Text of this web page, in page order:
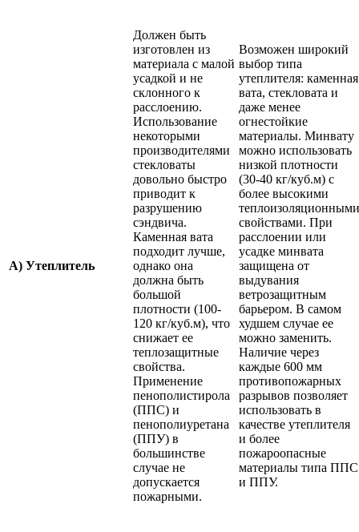
А) Утеплитель
Должен быть
изготовлен из
материала с малой
усадкой и не
склонного к
расслоению.
Использование
некоторыми
производителями
стекловаты
довольно быстро
приводит к
разрушению
сэндвича.
Каменная вата
подходит лучше,
однако она
должна быть
большой
плотности (100-
120 кг/куб.м), что
снижает ее
теплозащитные
свойства.
Применение
пенополистирола
(ППС) и
пенополиуретана
(ППУ) в
большинстве
случае не
допускается
пожарными.
Возможен широкий
выбор типа
утеплителя: каменная
вата, стекловата и
даже менее
огнестойкие
материалы. Минвату
можно использовать
низкой плотности
(30-40 кг/куб.м) с
более высокими
теплоизоляционными
свойствами. При
расслоении или
усадке минвата
защищена от
выдувания
ветрозащитным
барьером. В самом
худшем случае ее
можно заменить.
Наличие через
каждые 600 мм
противопожарных
разрывов позволяет
использовать в
качестве утеплителя
и более
пожароопасные
материалы типа ППС
и ППУ.